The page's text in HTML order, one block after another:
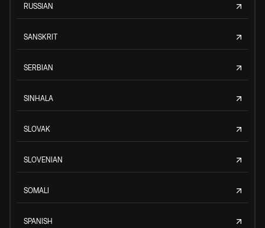
RUSSIAN
SANSKRIT
SERBIAN
SINHALA
SLOVAK
SLOVENIAN
SOMALI
SPANISH